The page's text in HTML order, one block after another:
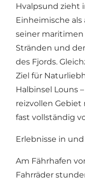
Hvalpsund zieht
Einheimische als
seiner
Stränden und
des Fjords.
Ziel für
Halbinsel Louns
reizvollen
fast vollständig
Erlebnisse in
Am Fährhafen
Fahrräder